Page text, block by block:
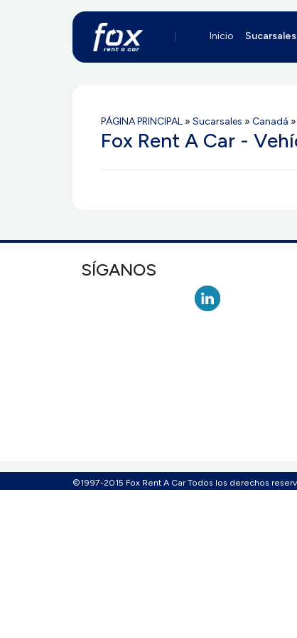
Inicio Sucarsales
PÁGINA PRINCIPAL » Sucarsales » Canadá »
Fox Rent A Car -
SÍGANOS
©1997-2015 Fox Rent A Car Todos los derechos